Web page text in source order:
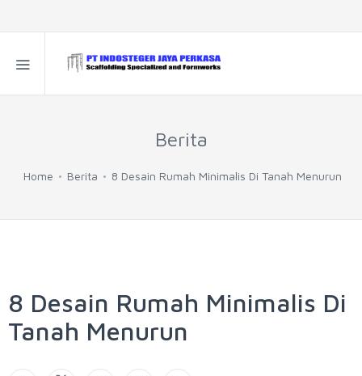
Berita
Home Berita 8 Desain Rumah Minimalis Di Tanah Menurun
8 Desain Rumah Minimalis Di
Tanah Menurun